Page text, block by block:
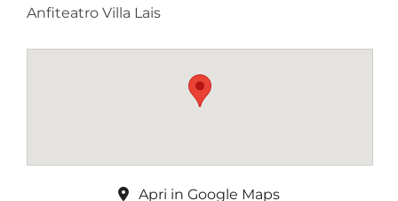
Anfiteatro Villa Lais
Apri in Google Maps